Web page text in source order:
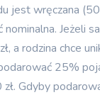
jest wręczana
Jeżeli
a rodzina chce
25%
Gdyby